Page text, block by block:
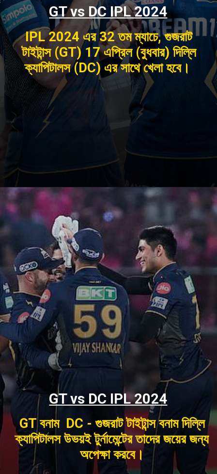
IPL 2024 এর 32 তম ম্যাচে, গুজরাট
টাইটান্স (GT) 17 এপ্রিল (বুধবার) দিল্লি
ক্যাপিটালস (DC) এর সাথে খেলা হবে।
GT vs DC IPL 2024
GT বনাম DC - গুজরাট টাইটান্স বনাম দিল্লি
ক্যাপিটালস উভয়ই টুর্নামেন্টের তাদের জয়ের জন্য
অপেক্ষা করবে।
GT vs DC IPL 2024